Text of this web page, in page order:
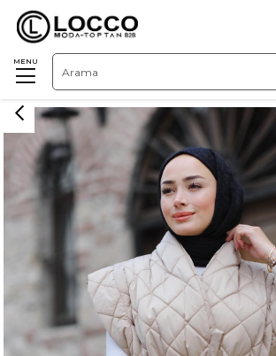
MENU
Anasayfa DIŞ GİYİM